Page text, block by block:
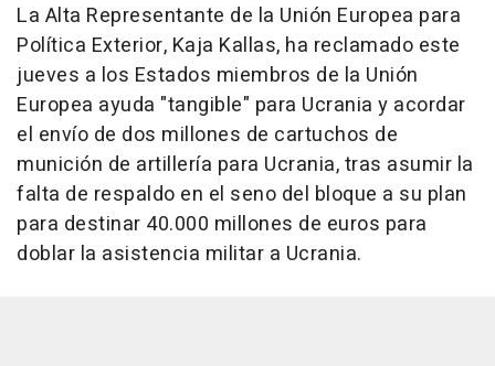
La Alta Representante de la Unión Europea para
Política Exterior, Kaja Kallas, ha reclamado este
jueves a los Estados miembros de la Unión
Europea ayuda "tangible" para Ucrania y acordar
el envío de dos millones de cartuchos de
munición de artillería para Ucrania, tras asumir la
falta de respaldo en el seno del bloque a su plan
para destinar 40.000 millones de euros para
doblar la asistencia militar a Ucrania.